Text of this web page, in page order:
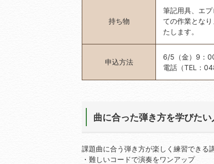
持ち物
筆記用具、エ
ての作業とな
たします。
申込方法
6/5（金）9：
電話（TEL：
曲に合った弾き方を学びたい
課題曲に合う弾き方が楽しく練習できる
・難しいコードで演奏をワンアップ